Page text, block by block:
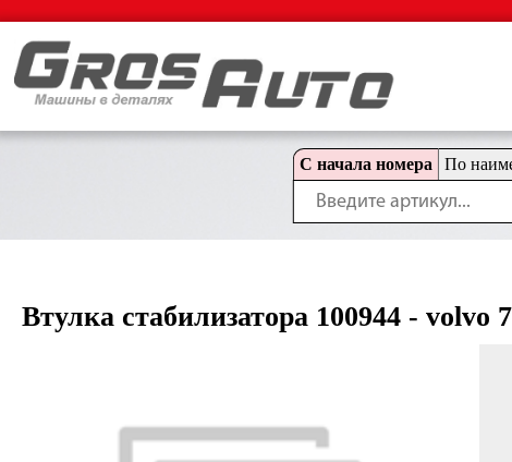
С начала номера По
Втулка стабилизатора 100944 - volvo